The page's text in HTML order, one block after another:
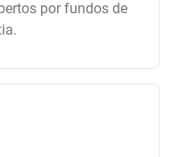
por fundos de